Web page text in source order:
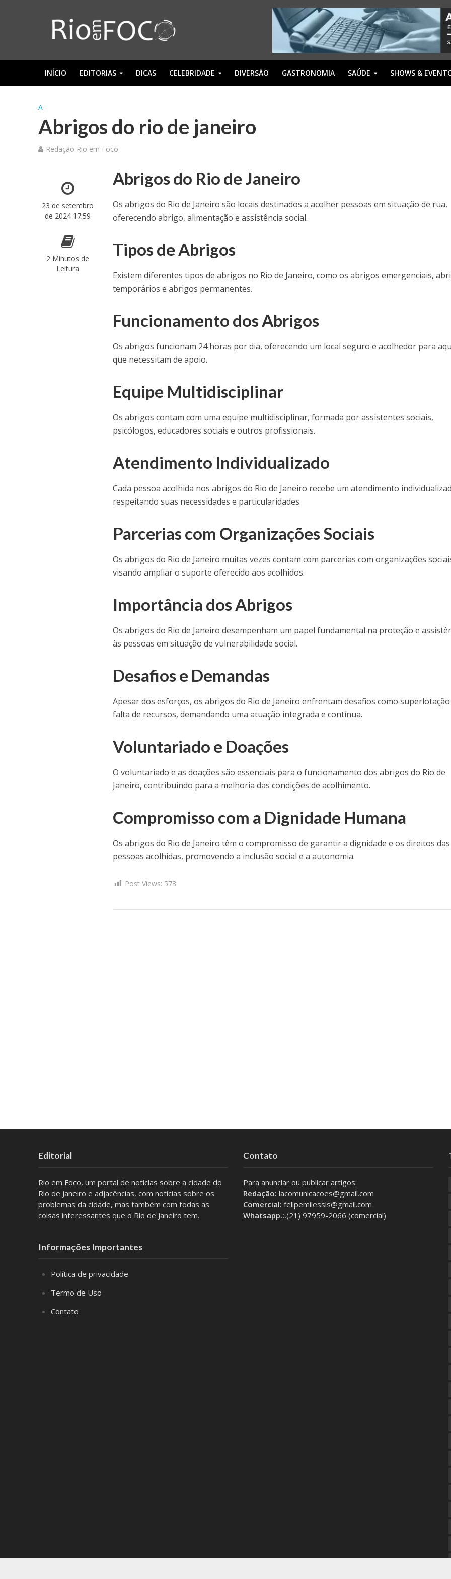
INÍCIO EDITORIAS DICAS CELEBRIDADE DIVERSÃO GASTRONOMIA SAÚDE SHOWS &
A
Abrigos do rio de janeiro
Redação Rio em Foco
23 de setembro
de 2024 17:59
2 Minutos de
Leitura
Abrigos do Rio de Janeiro
Os abrigos do Rio de Janeiro são locais destinados a acolher pessoas em situação de rua,
oferecendo abrigo, alimentação e assistência social.
Tipos de Abrigos
Existem diferentes tipos de abrigos no Rio de Janeiro, como os abrigos emergenciais,
temporários e abrigos permanentes.
Funcionamento dos Abrigos
Os abrigos funcionam 24 horas por dia, oferecendo um local seguro e acolhedor para
que necessitam de apoio.
Equipe Multidisciplinar
Os abrigos contam com uma equipe multidisciplinar, formada por assistentes sociais,
psicólogos, educadores sociais e outros profissionais.
Atendimento Individualizado
Cada pessoa acolhida nos abrigos do Rio de Janeiro recebe um atendimento
respeitando suas necessidades e particularidades.
Parcerias com Organizações Sociais
Os abrigos do Rio de Janeiro muitas vezes contam com parcerias com organizações
visando ampliar o suporte oferecido aos acolhidos.
Importância dos Abrigos
Os abrigos do Rio de Janeiro desempenham um papel fundamental na proteção e
às pessoas em situação de vulnerabilidade social.
Desafios e Demandas
Apesar dos esforços, os abrigos do Rio de Janeiro enfrentam desafios como
falta de recursos, demandando uma atuação integrada e contínua.
Voluntariado e Doações
O voluntariado e as doações são essenciais para o funcionamento dos abrigos do Rio de
Janeiro, contribuindo para a melhoria das condições de acolhimento.
Compromisso com a Dignidade Humana
Os abrigos do Rio de Janeiro têm o compromisso de garantir a dignidade e os direitos das
pessoas acolhidas, promovendo a inclusão social e a autonomia.
Post Views: 573
Editorial
Rio em Foco, um portal de notícias sobre a cidade do
Rio de Janeiro e adjacências, com notícias sobre os
problemas da cidade, mas também com todas as
coisas interessantes que o Rio de Janeiro tem.
Informações Importantes
Política de privacidade
Termo de Uso
Contato
Contato
Para anunciar ou publicar artigos:
Redação: lacomunicacoes@gmail.com
Comercial: felipemilessis@gmail.com
Whatsapp.:.(21) 97959-2066 (comercial)